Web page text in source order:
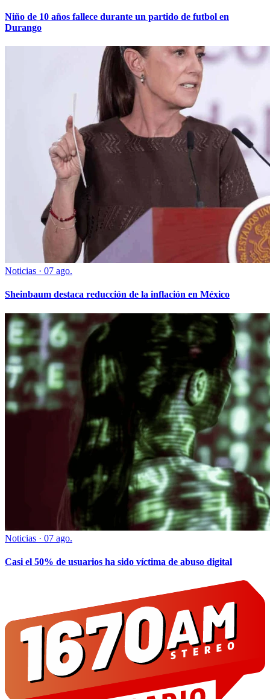
Niño de 10 años fallece durante un partido de futbol en
Durango
Noticias · 07 ago.
Sheinbaum destaca reducción de la inflación en México
Noticias · 07 ago.
Casi el 50% de usuarios ha sido víctima de abuso digital